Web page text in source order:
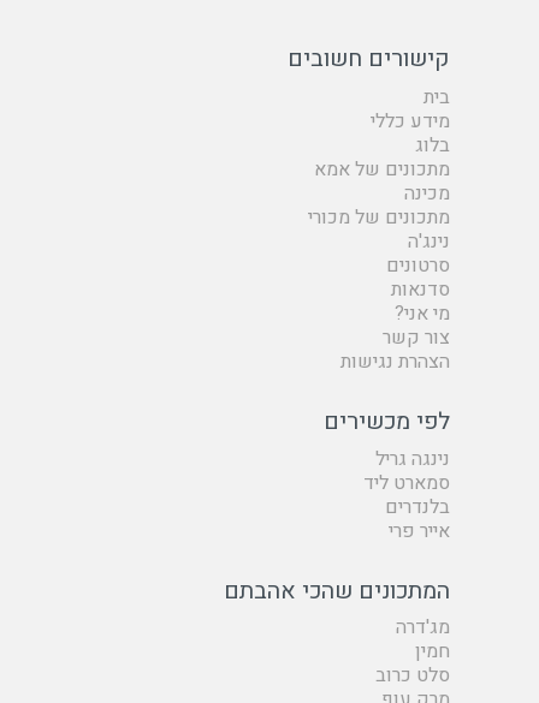
קישורים חשובים
בית
מידע כללי
בלוג
מתכונים של אמא
מכינה
מתכונים של מכורי
נינג'ה
סרטונים
סדנאות
מי אני?
צור קשר
הצהרת נגישות
לפי מכשירים
נינגה גריל
סמארט ליד
בלנדרים
אייר פרי
המתכונים שהכי אהבתם
מג'דרה
חמין
סלט כרוב